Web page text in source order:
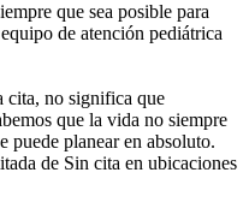
que sea posible para
de atención pediátrica
cita, no significa que
que la vida no siempre
puede planear en absoluto.
de Sin cita en ubicaciones